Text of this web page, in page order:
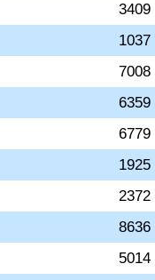
3409
1037
7008
6359
6779
1925
2372
8636
5014